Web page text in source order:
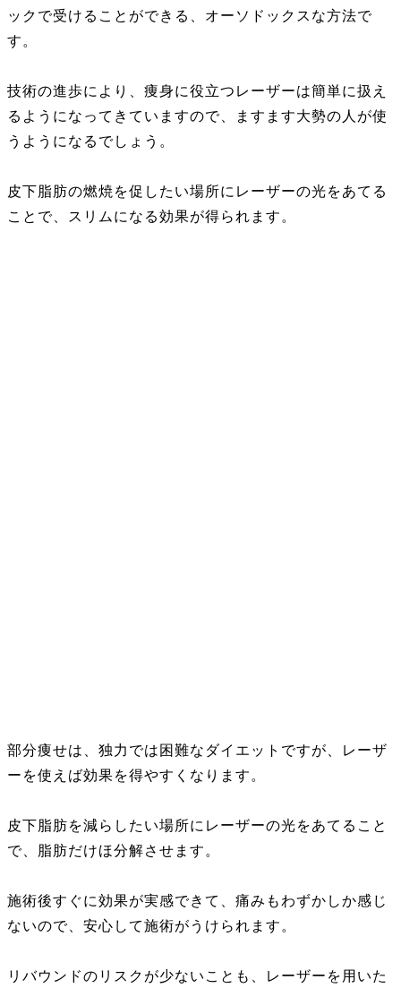
ックで受けることができる、オーソドックスな方法で
す。
技術の進歩により、痩身に役立つレーザーは簡単に扱え
るようになってきていますので、ますます大勢の人が使
うようになるでしょう。
皮下脂肪の燃焼を促したい場所にレーザーの光をあてる
ことで、スリムになる効果が得られます。
部分痩せは、独力では困難なダイエットですが、レーザ
ーを使えば効果を得やすくなります。
皮下脂肪を減らしたい場所にレーザーの光をあてること
で、脂肪だけほ分解させます。
施術後すぐに効果が実感できて、痛みもわずかしか感じ
ないので、安心して施術がうけられます。
リバウンドのリスクが少ないことも、レーザーを用いた